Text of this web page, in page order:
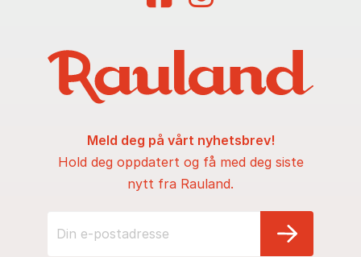
Meld deg på vårt nyhetsbrev!
Hold deg oppdatert og få med deg siste
nytt fra Rauland.